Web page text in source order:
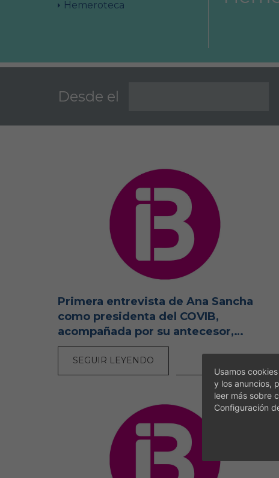
Área Colegial
Hemeroteca
Desde el
Primera entrevista de Ana Sancha
como presidenta del COVIB,
acompañada por su antecesor,
Ramon García
SEGUIR LEYENDO
Usamos
y los anuncios,
leer más sobre
Configuración